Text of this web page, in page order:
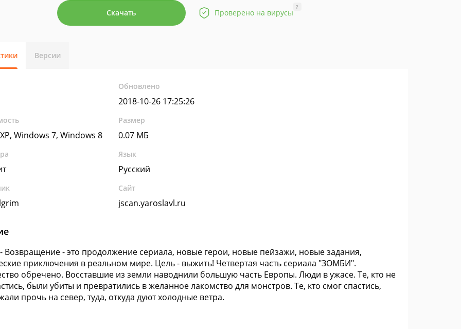
Скачать Проверено на вирусы
?
Версии
Обновлено
2018-10-26 17:25:26
Windows 7, Windows 8
Размер
0.07 МБ
Язык
Русский
Сайт
jscan.yaroslavl.ru
Возвращение - это продолжение сериала, новые герои, новые пейзажи, новые задания,
приключения в реальном мире. Цель - выжить! Четвертая часть сериала "ЗОМБИ".
обречено. Восставшие из земли наводнили большую часть Европы. Люди в ужасе. Те, кто не
были убиты и превратились в желанное лакомство для монстров. Те, кто смог спастись,
прочь на север, туда, откуда дуют холодные ветра.